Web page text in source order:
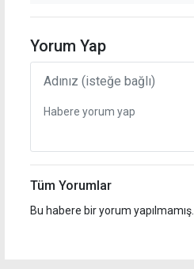
Yorum Yap
Tüm Yorumlar
Bu habere bir yorum yapılmamış.